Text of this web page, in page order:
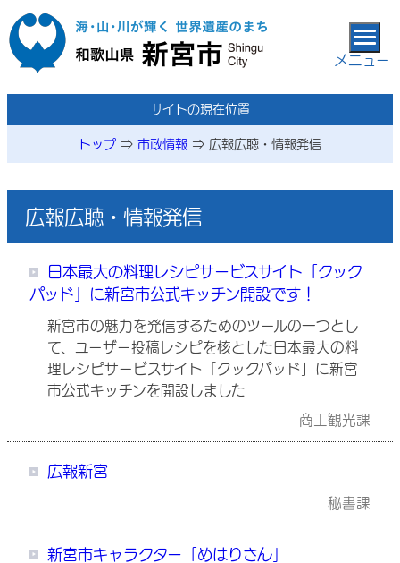
本文へ移動
メニュー
メニューページサイトの現在位置
トップ ⇒ 市政情報 ⇒ 広報広聴・情報発信
広報広聴・情報発信
日本最大の料理レシピサービスサイト「クック
パッド」に新宮市公式キッチン開設です！
新宮市の魅力を発信するためのツールの一つとし
て、ユーザー投稿レシピを核とした日本最大の料
理レシピサービスサイト「クックパッド」に新宮
市公式キッチンを開設しました
商工観光課
広報新宮
秘書課
新宮市キャラクター「めはりさん」